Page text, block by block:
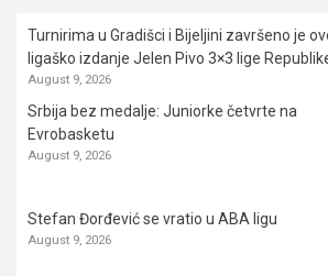
Turnirima u Gradišci i Bijeljini završeno je
ligaško izdanje Jelen Pivo 3×3 lige
August 9, 2026
Srbija bez medalje: Juniorke četvrte na
Evrobasketu
August 9, 2026
Stefan Đorđević se vratio u ABA ligu
August 9, 2026